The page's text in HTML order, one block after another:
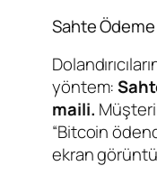
Sahte
yöntem:
maili.
“Bitcoin
ekran